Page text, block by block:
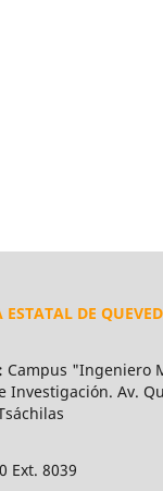
DE
Campus "Ingeniero
Investigación. Av.
Ext. 8039